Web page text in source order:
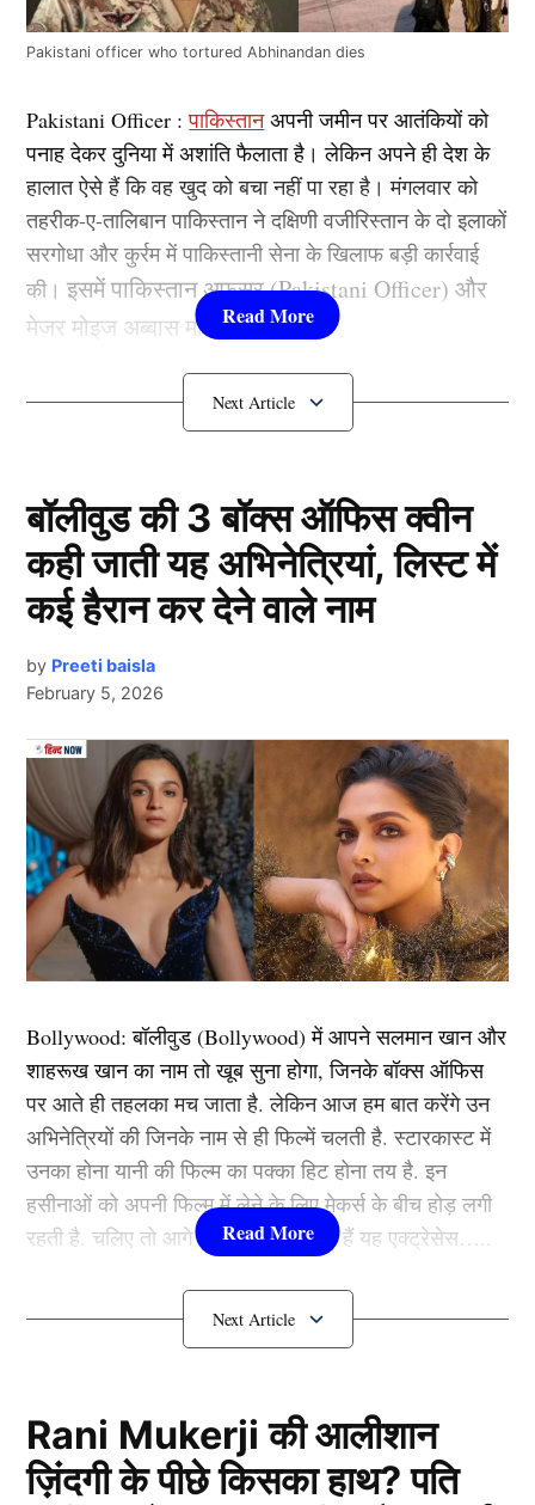
Pakistani officer who tortured Abhinandan dies
Pakistani Officer :पाकिस्तानअपनी जमीन पर आतंकियों को
पनाह देकर दुनिया में अशांति फैलाता है। लेकिन अपने ही देश के
हालात ऐसे हैं कि वह खुद को बचा नहीं पा रहा है। मंगलवार को
तहरीक-ए-तालिबान पाकिस्तान ने दक्षिणी वजीरिस्तान के दो इलाकों
सरगोधा और कुर्रम में पाकिस्तानी सेना के खिलाफ बड़ी कार्रवाई
की।इसमें पाकिस्तान अफसर (Pakistani Officer) और
मेजर मोइज अब्बास मारे गए हैं।
कौन हैं पाकिस्तानी अफसर?
ये पाकिस्तानी अफसर (Pakistani Officer) वही है जिसने कैप्टन
अभिनंदन को पाकिस्तान की सीमा में पकड़कर प्रताड़ित किया
था। पाकिस्तानी सेना ने अभी तक इस खबर की आधिकारिक पुष्टि
नहीं की है, लेकिन कहा है कि आतंकियों से मुठभेड़ में कुछ सैनिक
मारे गए हैं।
2019 में बालाकोट एयर स्ट्राइक के बाद भारत और पाकिस्तान के
बीच तनाव अपने चरम पर था।
2019 में विंग कमांडर अभिनंदन को पकड़ने का
किया था दावा
Next Article
बॉलीवुड की 3 बॉक्स ऑफिस क्वीन
कही जाती यह अभिनेत्रियां, लिस्ट में
कई हैरान कर देने वाले नाम
by Preeti baisla
February 5, 2026
Bollywood:बॉलीवुड (Bollywood)में आपने सलमान खान और
शाहरूख खान का नाम तो खूब सुना होगा, जिनके बॉक्स ऑफिस
पर आते ही तहलका मच जाता है. लेकिन आज हम बात करेंगे उन
अभिनेत्रियों की जिनके नाम से ही फिल्में चलती है. स्टारकास्ट में
उनका होना यानी की फिल्म का पक्का हिट होना तय है. इन
हसीनाओं को अपनी फिल्म में लेने के लिए मेकर्स के बीच होड़ लगी
रहती है. चलिए तो आगे जानते हैं कौन-कौन हैं यह एक्ट्रेसेस…..
कौन हैंBollywood की यह हसीनाएं?
Padukone)
लिस्ट में पहला नाम अभिनेत्री दीपिका पादुकोण का नाम शामिल हैं.
Rani Mukerji की आलीशान
ज़िंदगी के पीछे किसका हाथ? पति